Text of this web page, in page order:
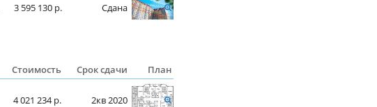
3 595 130 р. Сдана
Стоимость Срок сдачи План
4 021 234 р. 2кв 2020